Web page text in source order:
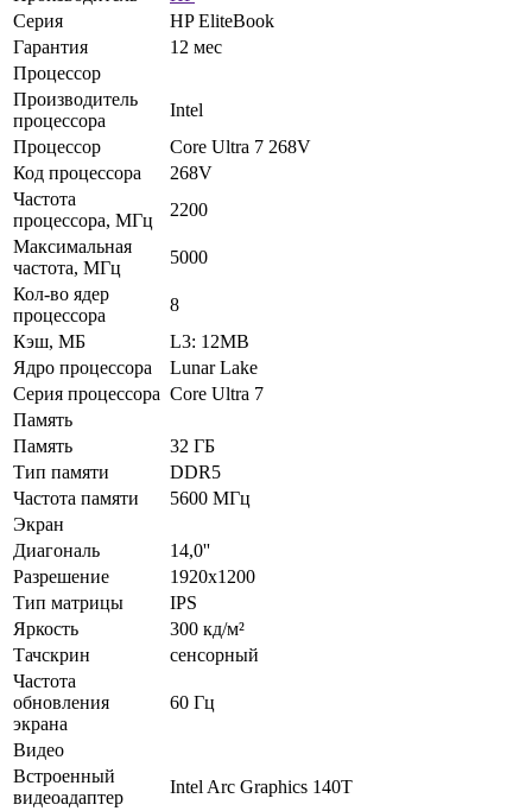
Серия
HP EliteBook
Гарантия
12 мес
Процессор
Производитель
процессора
Intel
Процессор
Core Ultra 7 268V
Код процессора
268V
Частота
процессора, МГц
2200
Максимальная
частота, МГц
5000
Кол-во ядер
процессора
8
Кэш, МБ
L3: 12MB
Ядро процессора
Lunar Lake
Серия процессора Core Ultra 7
Память
Память
32 ГБ
Тип памяти
DDR5
Частота памяти
5600 МГц
Экран
Диагональ
14,0''
Разрешение
1920x1200
Тип матрицы
IPS
Яркость
300 кд/м²
Тачскрин
сенсорный
Частота
обновления
экрана
60 Гц
Видео
Встроенный
видеоадаптер
Intel Arc Graphics 140T